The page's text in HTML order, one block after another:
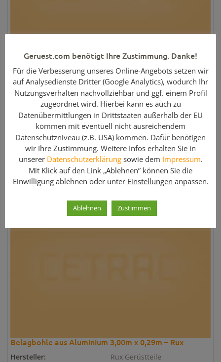
Belagbohle aus Aluminium 4,00m x 0,29m – Rux
Hersteller:
Rux Gerüstteile
Menge:
240 Stk.
Artikel-Nr:
05186
Gewicht:
15 kg
Artikelzustand:
Gebraucht
Preis:
60,84 €
Weitere Informationen »
Belagbohle aus Aluminium 3,00m x 0,29m – Rux
Hersteller:
Rux Gerüstteile
Geruest.com benötigt Ihre Zustimmung. Danke!
Für die Verbesserung unseres Online-Angebots setzen wir
auf Analysedienste Dritter (Google Analytics), wodurch Ihr
Nutzungsverhalten nachvollziehbar und ggf. einem Profil
zugeordnet wird. Hierbei kann es auch zu
Datenübermittlungen in Drittstaaten außerhalb der EU
kommen mit eventuell nicht ausreichendem
Datenschutzniveau (z.B. USA) kommen. Dafür benötigen
wir Ihre Zustimmung. Weitere Infos erhalten Sie in
unserer Datenschutzerklärungsowie dem Impressum.
Mit Klick auf den Link „Ablehnen” können Sie die
Einwilligung ablehnen oder unter Einstellungen anpassen.
Ablehnen Zustimmen